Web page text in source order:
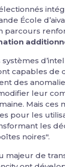
École
parcours
systèmes
capables de
des
leur
Mais ces
pour les
les
noires".
majeur de